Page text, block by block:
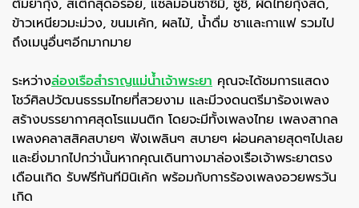
ต้มยำกุ้ง, สเต็กสุดอร่อย, แซลมอนซาซิมิ, ซูชิ, ผัดไทยกุ้งสด,
ข้าวเหนียวมะม่วง, ขนมเค้ก, ผลไม้, น้ำดื่ม ชาและกาแฟ รวมไป
ถึงเมนูอื่นๆอีกมากมาย
ระหว่างล่องเรือสำราญแม่น้ำเจ้าพระยา คุณจะได้ชมการแสดง
โชว์ศิลปวัฒนธรรมไทยที่สวยงาม และมีวงดนตรีมาร้องเพลง
สร้างบรรยากาศสุดโรแมนติก โดยจะมีทั้งเพลงไทย เพลงสากล
เพลงคลาสสิคสบายๆ ฟังเพลินๆ สบายๆ ผ่อนคลายสุดๆไปเลย
และยิ่งมากไปกว่านั้นหากคุณเดินทางมาล่องเรือเจ้าพระยาตรง
เดือนเกิด รับฟรีทันทีมินิเค้ก พร้อมกับการร้องเพลงอวยพรวัน
เกิด